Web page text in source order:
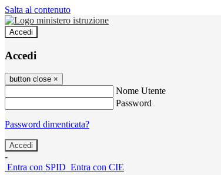
Salta al contenuto
Accedi
Accedi
button close ×
Nome Utente
Password
Password dimenticata?
-
Entra con SPID Entra con CIE